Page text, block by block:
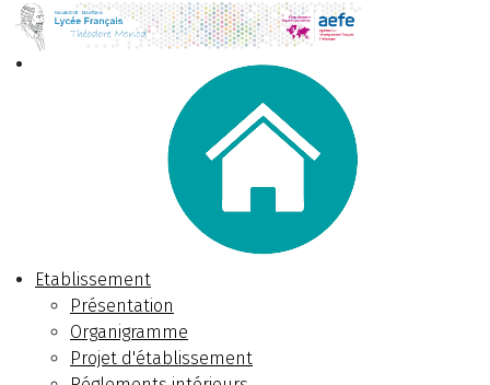
Etablissement
Présentation
Organigramme
Projet d'établissement